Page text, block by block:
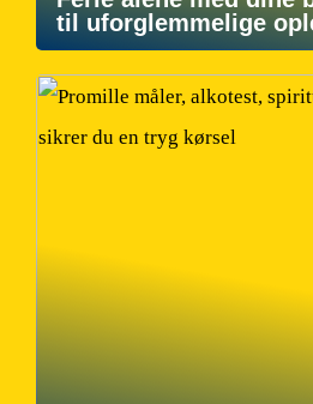
til uforglemmelige